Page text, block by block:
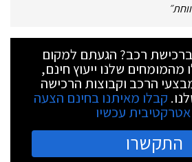
״
ברכישת רכב? הגעתם למקום
מהמומחים שלנו ייעוץ חינם,
הרכב וקבוצות הרכישה
קבלו מאיתנו בחינם הצעה
אטרקטיבית עכשיו
התקשרו